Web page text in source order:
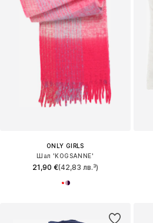
ONLY GIRLS
Шал 'KOGSANNE'
21,90 €(42,83 лв.³)